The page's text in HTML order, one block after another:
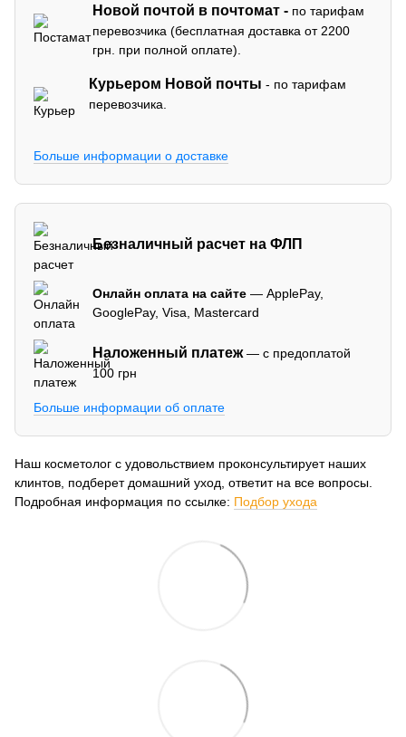
Новой почтой в почтомат - по тарифам
перевозчика (бесплатная доставка от 2200
грн. при полной оплате).
Курьером Новой почты - по тарифам
перевозчика.
Больше информации о доставке
Безналичный расчет на ФЛП
Онлайн оплата на сайте — ApplePay,
GooglePay, Visa, Mastercard
Наложенный платеж— с предоплатой
100 грн
Больше информации об оплате
Наш косметолог с удовольствием проконсультирует наших
клинтов, подберет домашний уход, ответит на все вопросы.
Подробная информация по ссылке: Подбор ухода